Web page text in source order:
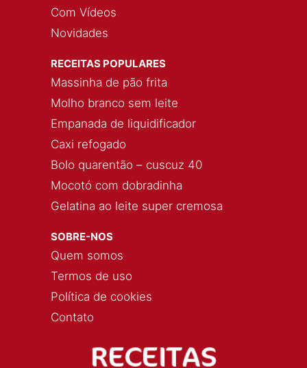
Com Vídeos
Novidades
RECEITAS POPULARES
Massinha de pão frita
Molho branco sem leite
Empanada de liquidificador
Caxi refogado
Bolo quarentão – cuscuz 40
Mocotó com dobradinha
Gelatina ao leite super cremosa
SOBRE-NOS
Quem somos
Termos de uso
Política de cookies
Contato